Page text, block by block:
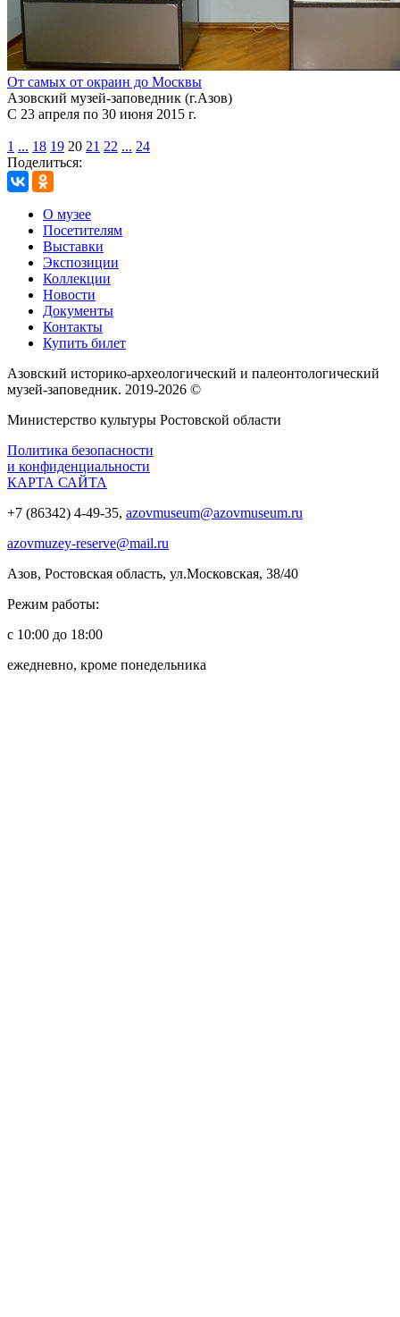
От самых от окраин до Москвы
Азовский музей-заповедник (г.Азов)
С 23 апреля по 30 июня 2015 г.
1 ... 18 19 20 21 22 ... 24
Поделиться:
О музее
Посетителям
Выставки
Экспозиции
Коллекции
Новости
Документы
Контакты
Купить билет
Азовский историко‑археологический и палеонтологический
музей‑заповедник. 2019-2026 ©
Министерство культуры Ростовской области
Политика безопасности
и конфиденциальности
КАРТА САЙТА
+7 (86342) 4-49-35, azovmuseum@azovmuseum.ru
azovmuzey-reserve@mail.ru
Азов, Ростовская область, ул.Московская, 38/40
Режим работы:
с 10:00 до 18:00
ежедневно, кроме понедельника